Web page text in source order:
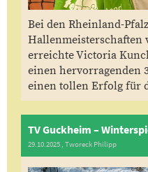
Bei den Rheinland-
Hallenmeisterschaften
erreichte Victoria
einen hervorragenden
einen tollen Erfolg für
TV Guckheim –
29.10.2025 , Tworeck Philipp